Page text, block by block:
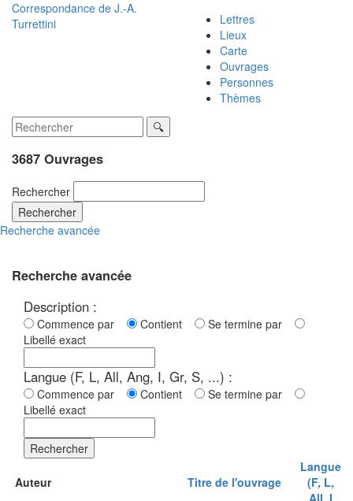
Correspondance de J.-A.
Turrettini
Lettres
Lieux
Carte
Ouvrages
Personnes
Thèmes
3687 Ouvrages
Rechercher
Rechercher
Recherche avancée
Recherche avancée
Description :
Commence par Contient
Se termine par
Libellé exact
Langue (F, L, All, Ang, I, Gr, S, ...) :
Commence par Contient
Se termine par
Libellé exact
Rechercher
Auteur Titre de l'ouvrage
Langue
(F, L,
All, I